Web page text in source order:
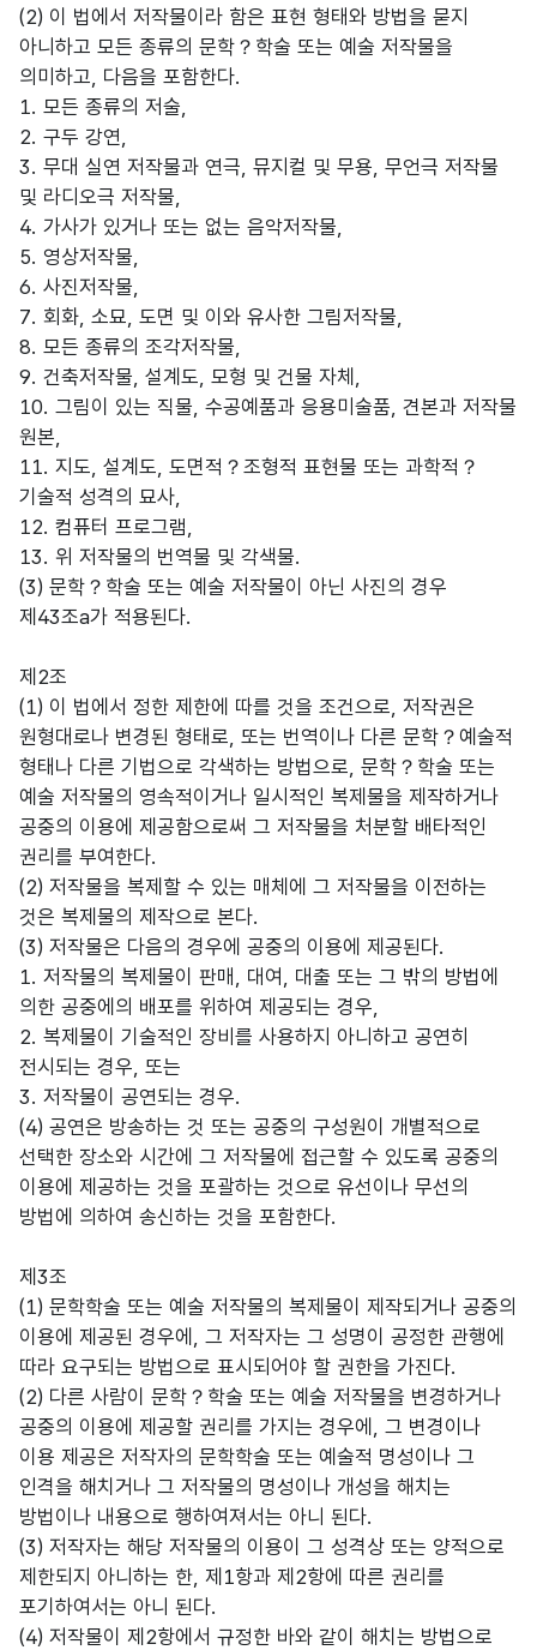
(2) 이 법에서 저작물이라 함은 표현 형태와 방법을 묻지
아니하고 모든 종류의 문학？학술 또는 예술 저작물을
의미하고, 다음을 포함한다.
1. 모든 종류의 저술,
2. 구두 강연,
3. 무대 실연 저작물과 연극, 뮤지컬 및 무용, 무언극 저작물
및 라디오극 저작물,
4. 가사가 있거나 또는 없는 음악저작물,
5. 영상저작물,
6. 사진저작물,
7. 회화, 소묘, 도면 및 이와 유사한 그림저작물,
8. 모든 종류의 조각저작물,
9. 건축저작물, 설계도, 모형 및 건물 자체,
10. 그림이 있는 직물, 수공예품과 응용미술품, 견본과 저작물
원본,
11. 지도, 설계도, 도면적？조형적 표현물 또는 과학적？
기술적 성격의 묘사,
12. 컴퓨터 프로그램,
13. 위 저작물의 번역물 및 각색물.
(3) 문학？학술 또는 예술 저작물이 아닌 사진의 경우
제43조a가 적용된다.
제2조
(1) 이 법에서 정한 제한에 따를 것을 조건으로, 저작권은
원형대로나 변경된 형태로, 또는 번역이나 다른 문학？예술적
형태나 다른 기법으로 각색하는 방법으로, 문학？학술 또는
예술 저작물의 영속적이거나 일시적인 복제물을 제작하거나
공중의 이용에 제공함으로써 그 저작물을 처분할 배타적인
권리를 부여한다.
(2) 저작물을 복제할 수 있는 매체에 그 저작물을 이전하는
것은 복제물의 제작으로 본다.
(3) 저작물은 다음의 경우에 공중의 이용에 제공된다.
1. 저작물의 복제물이 판매, 대여, 대출 또는 그 밖의 방법에
의한 공중에의 배포를 위하여 제공되는 경우,
2. 복제물이 기술적인 장비를 사용하지 아니하고 공연히
전시되는 경우, 또는
3. 저작물이 공연되는 경우.
(4) 공연은 방송하는 것 또는 공중의 구성원이 개별적으로
선택한 장소와 시간에 그 저작물에 접근할 수 있도록 공중의
이용에 제공하는 것을 포괄하는 것으로 유선이나 무선의
방법에 의하여 송신하는 것을 포함한다.
제3조
(1) 문학학술 또는 예술 저작물의 복제물이 제작되거나 공중의
이용에 제공된 경우에, 그 저작자는 그 성명이 공정한 관행에
따라 요구되는 방법으로 표시되어야 할 권한을 가진다.
(2) 다른 사람이 문학？학술 또는 예술 저작물을 변경하거나
공중의 이용에 제공할 권리를 가지는 경우에, 그 변경이나
이용 제공은 저작자의 문학학술 또는 예술적 명성이나 그
인격을 해치거나 그 저작물의 명성이나 개성을 해치는
방법이나 내용으로 행하여져서는 아니 된다.
(3) 저작자는 해당 저작물의 이용이 그 성격상 또는 양적으로
제한되지 아니하는 한, 제1항과 제2항에 따른 권리를
포기하여서는 아니 된다.
(4) 저작물이 제2항에서 규정한 바와 같이 해치는 방법으로